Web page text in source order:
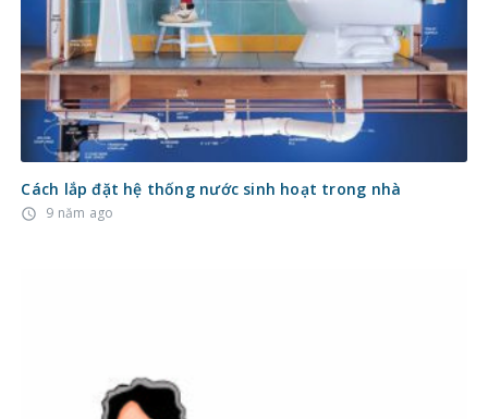
Cách lắp đặt hệ thống nước sinh hoạt trong nhà
access_time 9 năm ago